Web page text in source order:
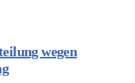
wegen